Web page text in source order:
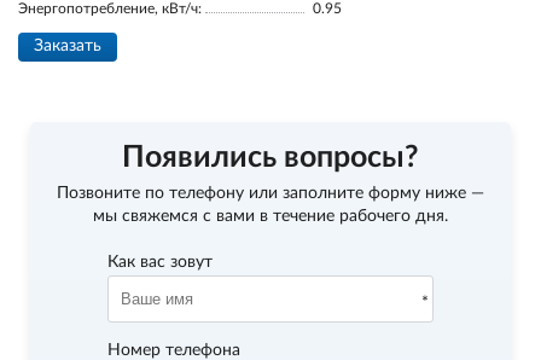
Энергопотребление, кВт/ч:
0.95
Заказать
Появились вопросы?
Позвоните по телефону или заполните форму ниже —
мы свяжемся с вами в течение рабочего дня.
Как вас зовут
Номер телефона